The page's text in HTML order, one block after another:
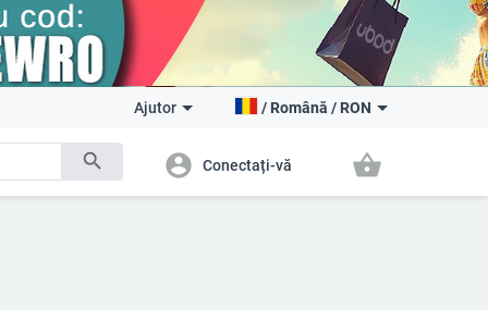
search
Ajutor / Română / RON
account_circle Conectați-vă shopping_basket